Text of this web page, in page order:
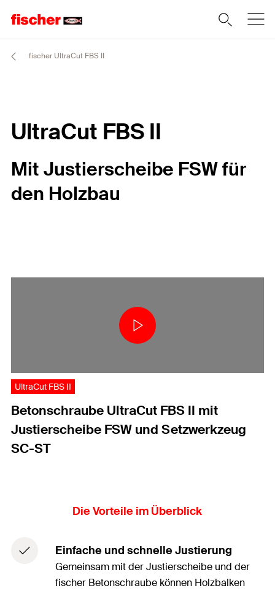
fischer UltraCut FBS II
UltraCut FBS II
Mit Justierscheibe FSW für
den Holzbau
UltraCut FBS II
Betonschraube UltraCut FBS II mit
Justierscheibe FSW und Setzwerkzeug
SC-ST
Die Vorteile im Überblick
Einfache und schnelle Justierung
Gemeinsam mit der Justierscheibe und der
fischer Betonschraube können Holzbalken